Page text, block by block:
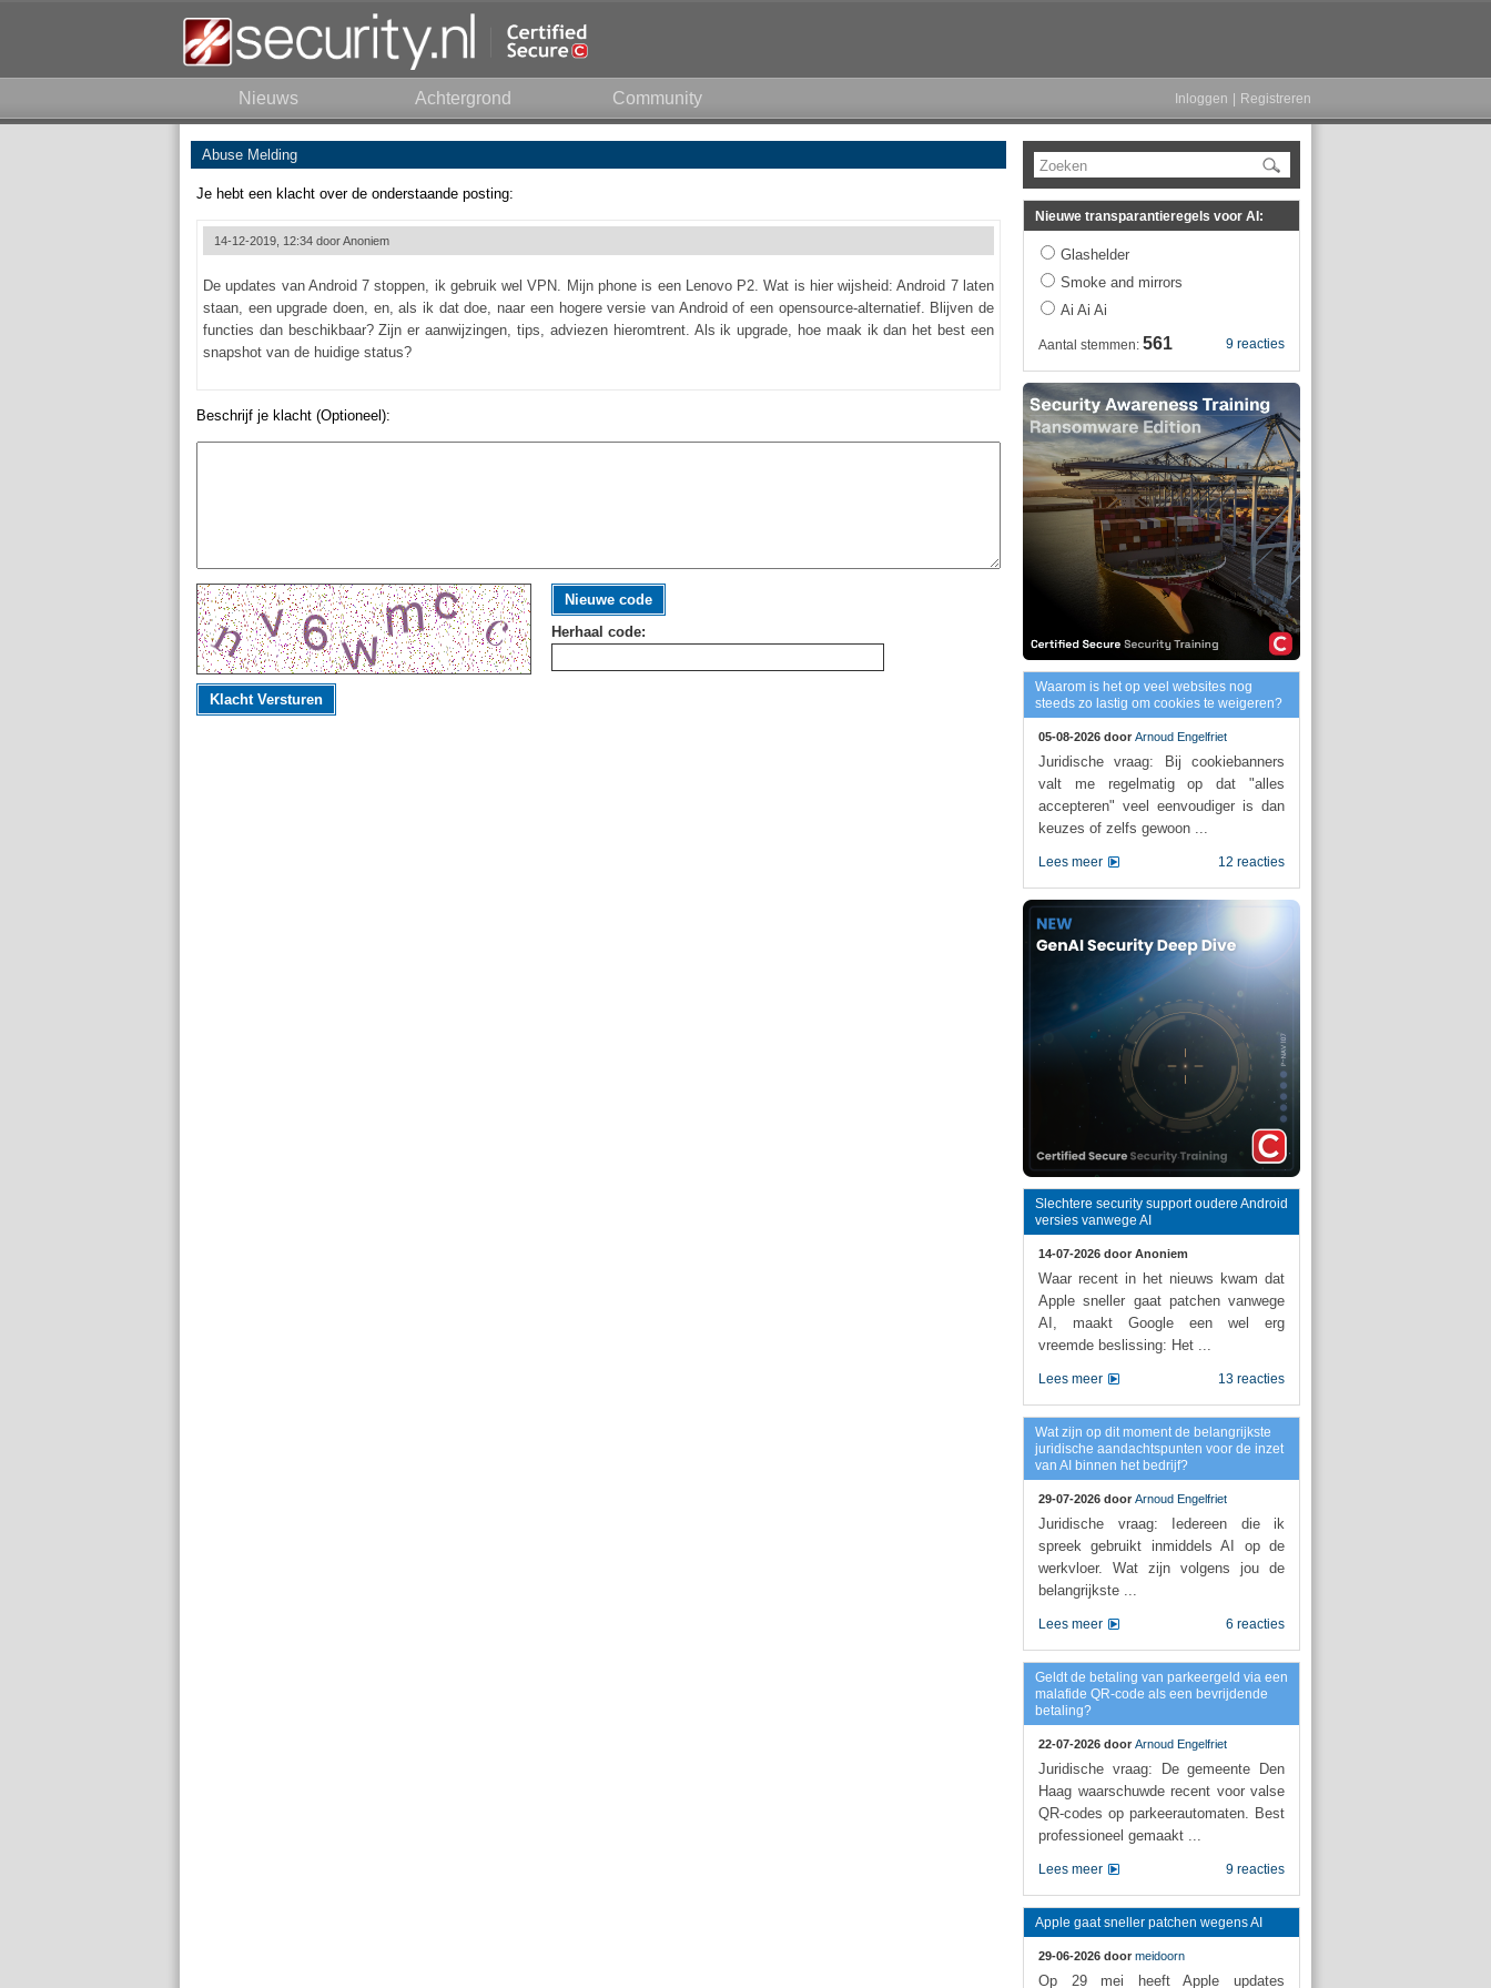
Nieuws Achtergrond Community Inloggen Registreren
Abuse Melding
Je hebt een klacht over de onderstaande posting:
14-12-2019, 12:34 doorAnoniem
De updates van Android 7 stoppen, ik gebruik wel VPN. Mijn phone is een Lenovo P2. Wat is hier wijsheid: Android 7 laten
staan, een upgrade doen, en, als ik dat doe, naar een hogere versie van Android of een opensource-alternatief. Blijven de
functies dan beschikbaar? Zijn er aanwijzingen, tips, adviezen hieromtrent. Als ik upgrade, hoe maak ik dan het best een
snapshot van de huidige status?
Beschrijf je klacht (Optioneel):
Nieuwe code
Herhaal code:
Klacht Versturen
Zoeken
Nieuwe transparantieregels voor AI:
Glashelder
Smoke and mirrors
Ai Ai Ai
9 reacties
Aantal stemmen: 561
Waarom is het op veel websites nog
steeds zo lastig om cookies te weigeren?
05-08-2026 door Arnoud Engelfriet
Juridische vraag: Bij cookiebanners
valt me regelmatig op dat "alles
accepteren" veel eenvoudiger is dan
keuzes of zelfs gewoon ...
12 reacties
Lees meer
Slechtere security support oudere Android
versies vanwege AI
14-07-2026 door Anoniem
Waar recent in het nieuws kwam dat
Apple sneller gaat patchen vanwege
AI, maakt Google een wel erg
vreemde beslissing: Het ...
13 reacties
Lees meer
Wat zijn op dit moment de belangrijkste
juridische aandachtspunten voor de inzet
van AI binnen het bedrijf?
29-07-2026 door Arnoud Engelfriet
Juridische vraag: Iedereen die ik
spreek gebruikt inmiddels AI op de
werkvloer. Wat zijn volgens jou de
belangrijkste ...
6 reacties
Lees meer
Geldt de betaling van parkeergeld via een
malafide QR-code als een bevrijdende
betaling?
22-07-2026 door Arnoud Engelfriet
Juridische vraag: De gemeente Den
Haag waarschuwde recent voor valse
QR-codes op parkeerautomaten. Best
professioneel gemaakt ...
9 reacties
Lees meer
Apple gaat sneller patchen wegens AI
29-06-2026 door meidoorn
Op 29 mei heeft Apple updates